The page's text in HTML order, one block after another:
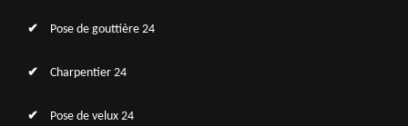
Pose de gouttière 24
Charpentier 24
Pose de velux 24